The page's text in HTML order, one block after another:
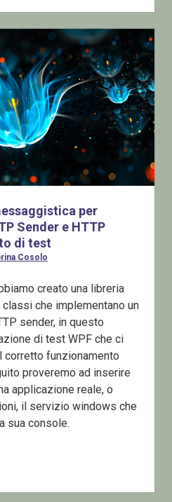
per
Sender e HTTP
di test
Cosolo
creato una libreria
che implementano un
sender, in questo
di test WPF che ci
funzionamento
proveremo ad inserire
applicazione reale, o
il servizio windows che
sua console.